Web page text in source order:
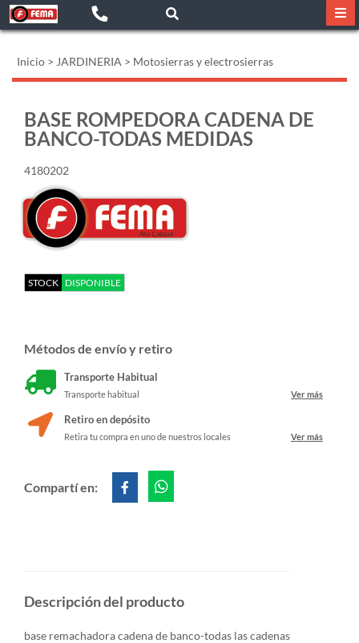
Inicio > JARDINERIA > Motosierras y electrosierras
BASE ROMPEDORA CADENA DE
BANCO-TODAS MEDIDAS
4180202
STOCK DISPONIBLE
Métodos de envío y retiro
Transporte Habitual
Transporte habitual Ver más
Retiro en depósito
Retira tu compra en uno de nuestros locales Ver más
Compartí en:
Descripción del producto
base remachadora cadena de banco-todas las cadenas